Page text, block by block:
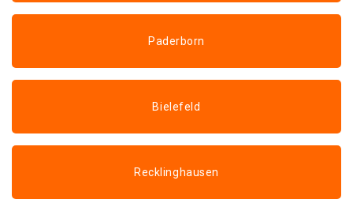
Paderborn
Bielefeld
Recklinghausen